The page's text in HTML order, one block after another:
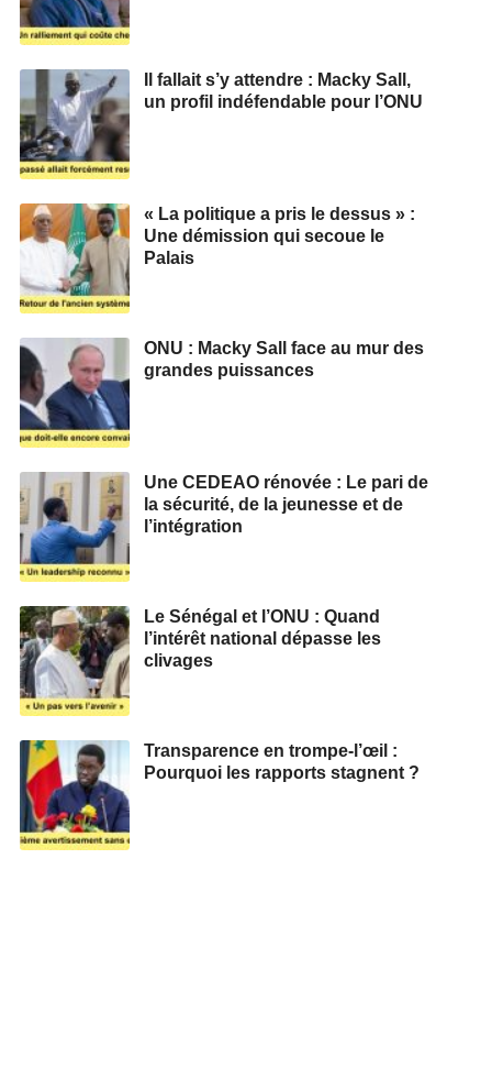
Il fallait s’y attendre : Macky Sall,
un profil indéfendable pour l’ONU
« La politique a pris le dessus » :
Une démission qui secoue le
Palais
ONU : Macky Sall face au mur des
grandes puissances
Une CEDEAO rénovée : Le pari de
la sécurité, de la jeunesse et de
l’intégration
Le Sénégal et l’ONU : Quand
l’intérêt national dépasse les
clivages
Transparence en trompe-l’œil :
Pourquoi les rapports stagnent ?